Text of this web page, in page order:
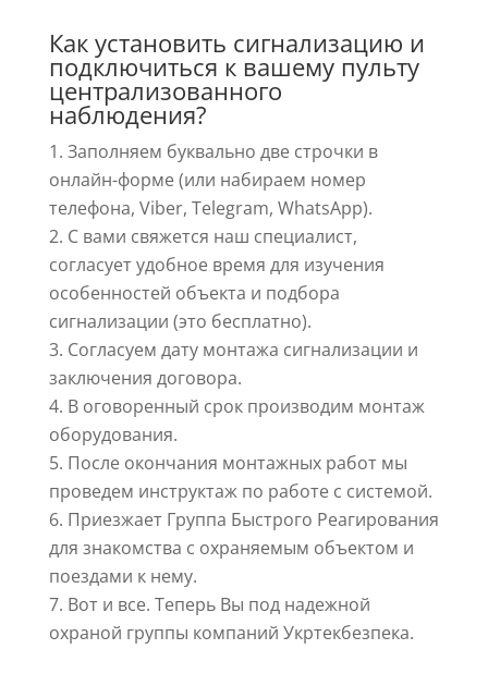
Как установить сигнализацию и
подключиться к вашему пульту
централизованного
наблюдения?
Заполняем буквально две строчки в
онлайн-форме (или набираем номер
телефона, Viber, Telegram, WhatsApp).
С вами свяжется наш специалист,
согласует удобное время для изучения
особенностей объекта и подбора
сигнализации (это бесплатно).
Согласуем дату монтажа сигнализации и
заключения договора.
В оговоренный срок производим монтаж
оборудования.
После окончания монтажных работ мы
проведем инструктаж по работе с системой.
Приезжает Группа Быстрого Реагирования
для знакомства с охраняемым объектом и
поездами к нему.
Вот и все. Теперь Вы под надежной
охраной группы компаний Укртекбезпека.